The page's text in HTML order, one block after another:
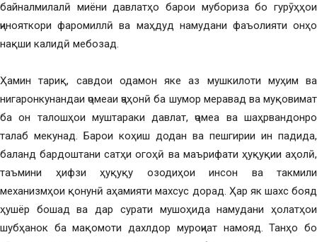
байналмилалӣ миёни давлатҳо барои мубориза бо гурӯҳҳои
ҷинояткори фаромиллӣ ва маҳдуд намудани фаъолияти онҳо
нақши калидӣ мебозад.
Ҳамин тариқ, савдои одамон яке аз мушкилоти муҳим ва
нигаронкунандаи ҷомеаи ҷаҳонӣ ба шумор меравад ва муқовимат
ба он талошҳои муштараки давлат, ҷомеа ва шаҳрвандонро
талаб мекунад. Барои коҳиш додан ва пешгирии ин падида,
баланд бардоштани сатҳи огоҳӣ ва маърифати ҳуқуқии аҳолӣ,
таъмини ҳифзи ҳуқуқу озодиҳои инсон ва такмили
механизмҳои қонунӣ аҳамияти махсус дорад. Ҳар як шахс бояд
ҳушёр бошад ва дар сурати мушоҳида намудани ҳолатҳои
шубҳанок ба мақомоти дахлдор муроҷиат намояд. Танҳо бо